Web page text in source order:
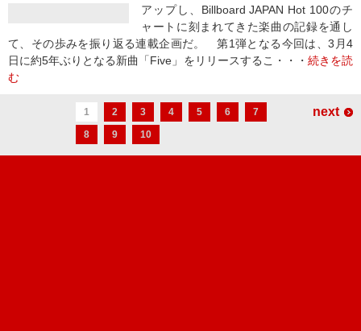
アップし、Billboard JAPAN Hot 100のチ
ャートに刻まれてきた楽曲の記録を通し
て、その歩みを振り返る連載企画だ。 第1弾となる今回は、3月4
日に約5年ぶりとなる新曲「Five」をリリースするこ・・・ 続きを読
む
1 2 3 4 5 6
7
8
9 10
next